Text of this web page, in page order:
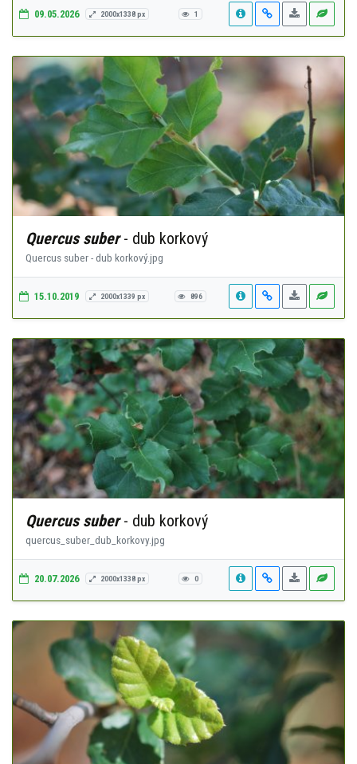
09.05.2026 2000x1338 px 1
Quercus suber- dub korkový
Quercus suber - dub korkový.jpg
15.10.2019 2000x1339 px 896
Quercus suber- dub korkový
quercus_suber_dub_korkovy.jpg
20.07.2026 2000x1338 px 0